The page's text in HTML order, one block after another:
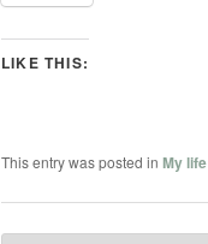
LIKE THIS:
This entry was posted in My life